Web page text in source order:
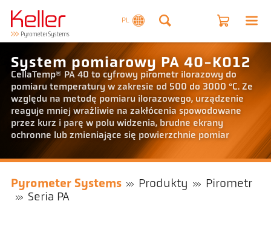
PL
System pomiarowy PA 40-K012
CellaTemp® PA 40 to cyfrowy pirometr ilorazowy do
pomiaru temperatury w zakresie od 500 do 3000 °C. Ze
względu na metodę pomiaru ilorazowego, urządzenie
reaguje mniej wrażliwie na zakłócenia spowodowane
przez kurz i parę w polu widzenia, brudne ekrany
ochronne lub zmieniające się powierzchnie pomiar
Pyrometer Systems Produkty
Pirometr
Seria PA